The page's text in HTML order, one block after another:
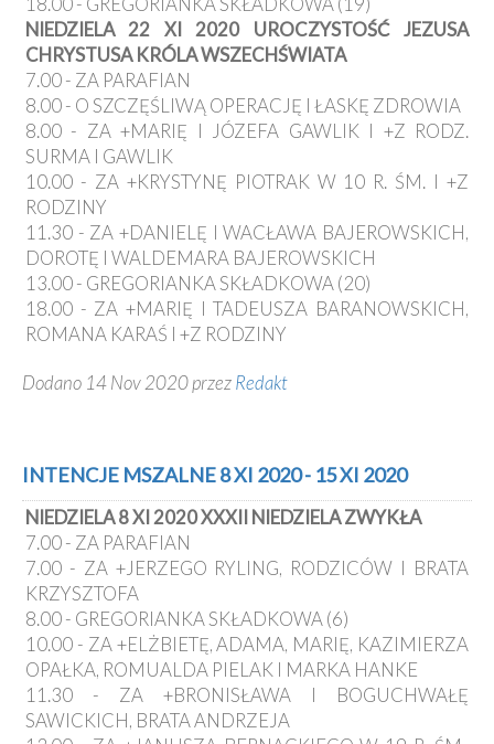
NIEDZIELA 22 XI 2020 UROCZYSTOŚĆ JEZUSA
CHRYSTUSA KRÓLA WSZECHŚWIATA
7.00 - ZA PARAFIAN
8.00 - O SZCZĘŚLIWĄ OPERACJĘ I ŁASKĘ ZDROWIA
8.00 - ZA +MARIĘ I JÓZEFA GAWLIK I +Z RODZ.
SURMA I GAWLIK
10.00 - ZA +KRYSTYNĘ PIOTRAK W 10 R. ŚM. I +Z
RODZINY
11.30 - ZA +DANIELĘ I WACŁAWA BAJEROWSKICH,
DOROTĘ I WALDEMARA BAJEROWSKICH
13.00 - GREGORIANKA SKŁADKOWA (20)
18.00 - ZA +MARIĘ I TADEUSZA BARANOWSKICH,
ROMANA KARAŚ I +Z RODZINY
Dodano 14 Nov 2020 przezRedakt
INTENCJE MSZALNE 8 XI 2020 - 15 XI 2020
NIEDZIELA 8 XI 2020 XXXII NIEDZIELA ZWYKŁA
7.00 - ZA PARAFIAN
7.00 - ZA +JERZEGO RYLING, RODZICÓW I BRATA
KRZYSZTOFA
8.00 - GREGORIANKA SKŁADKOWA (6)
10.00 - ZA +ELŻBIETĘ, ADAMA, MARIĘ, KAZIMIERZA
OPAŁKA, ROMUALDA PIELAK I MARKA HANKE
11.30 - ZA +BRONISŁAWA I BOGUCHWAŁĘ
SAWICKICH, BRATA ANDRZEJA